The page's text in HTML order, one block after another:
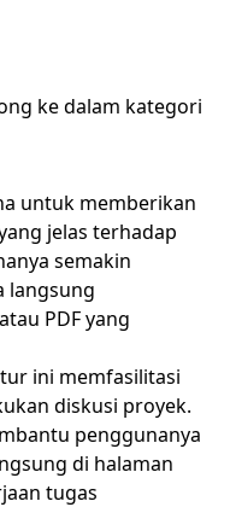
ke dalam kategori
untuk memberikan
jelas terhadap
semakin
langsung
PDF yang
ini memfasilitasi
diskusi proyek.
penggunanya
di halaman
tugas